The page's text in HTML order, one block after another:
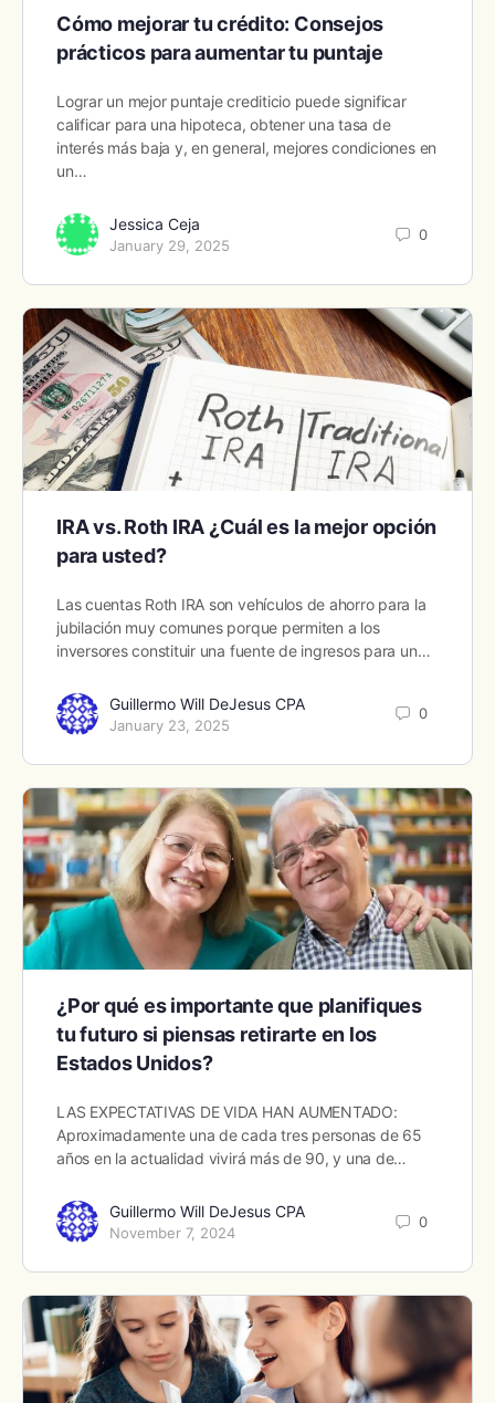
Cómo mejorar tu crédito: Consejos
prácticos para aumentar tu puntaje
Lograr un mejor puntaje crediticio puede significar
calificar para una hipoteca, obtener una tasa de
interés más baja y, en general, mejores condiciones en
un…
Jessica Ceja
January 29, 2025
0
IRA vs. Roth IRA ¿Cuál es la mejor opción
para usted?
Las cuentas Roth IRA son vehículos de ahorro para la
jubilación muy comunes porque permiten a los
inversores constituir una fuente de ingresos para un…
Guillermo Will DeJesus CPA
January 23, 2025
0
¿Por qué es importante que planifiques
tu futuro si piensas retirarte en los
Estados Unidos?
LAS EXPECTATIVAS DE VIDA HAN AUMENTADO:
Aproximadamente una de cada tres personas de 65
años en la actualidad vivirá más de 90, y una de…
Guillermo Will DeJesus CPA
November 7, 2024
0